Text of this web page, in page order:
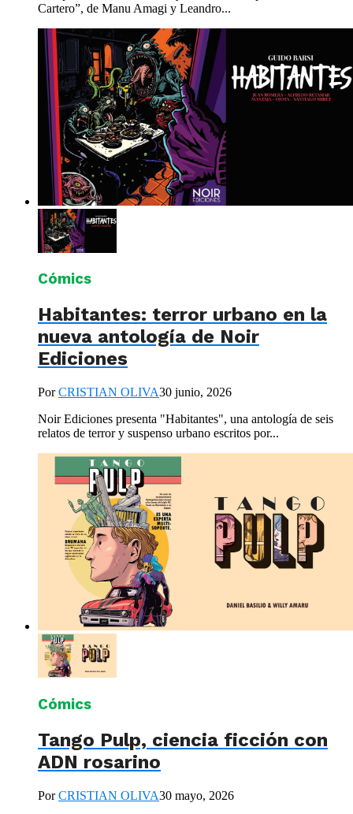
Cartero”, de Manu Amagi y Leandro...
Cómics
Habitantes: terror urbano en la
nueva antología de Noir
Ediciones
PorCRISTIAN OLIVA30 junio, 2026
Noir Ediciones presenta "Habitantes", una antología de seis
relatos de terror y suspenso urbano escritos por...
Cómics
Tango Pulp, ciencia ficción con
ADN rosarino
PorCRISTIAN OLIVA30 mayo, 2026